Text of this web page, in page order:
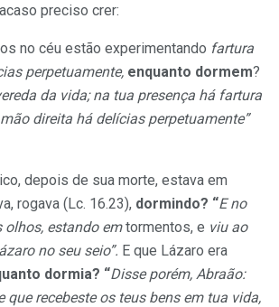
preciso crer:
no céu estão experimentando fartura
perpetuamente, enquanto dormem?
da vida; na tua presença há fartura
direita há delícias perpetuamente”
depois de sua morte, estava em
rogava (Lc. 16.23), dormindo? “E no
olhos, estando emtormentos, e viu ao
no seu seio”. E que Lázaro era
dormia? “Disse porém, Abraão:
que recebeste os teus bens em tua vida,